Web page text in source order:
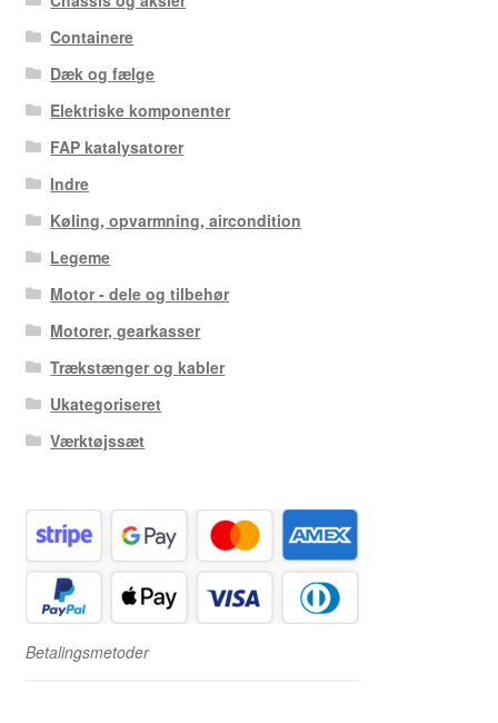
Containere
Dæk og fælge
Elektriske komponenter
FAP katalysatorer
Indre
Køling, opvarmning, aircondition
Legeme
Motor - dele og tilbehør
Motorer, gearkasser
Trækstænger og kabler
Ukategoriseret
Værktøjssæt
Betalingsmetoder